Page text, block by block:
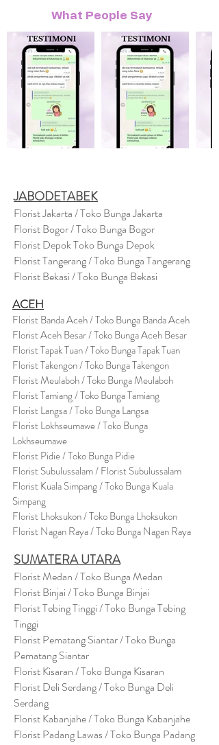
What People Say
JABODETABEK
Florist Jakarta / Toko Bunga Jakarta
Florist Bogor / Toko Bunga Bogor
Florist Depok Toko Bunga Depok
Florist Tangerang / Toko Bunga Tangerang
Florist Bekasi / Toko Bunga Bekasi
ACEH
Florist Banda Aceh / Toko Bunga Banda Aceh
Florist Aceh Besar / Toko Bunga Aceh Besar
Florist Tapak Tuan / Toko Bunga Tapak Tuan
Florist Takengon / Toko Bunga Takengon
Florist Meulaboh / Toko Bunga Meulaboh
Florist Tamiang / Toko Bunga Tamiang
Florist Langsa / Toko Bunga Langsa
Florist Lokhseumawe / Toko Bunga
Lokhseumawe
Florist Pidie / Toko Bunga Pidie
Florist Subulussalam / Florist Subulussalam
Florist Kuala Simpang / Toko Bunga Kuala
Simpang
Florist Lhoksukon / Toko Bunga Lhoksukon
Florist Nagan Raya / Toko Bunga Nagan Raya
SUMATERA UTARA
Florist Medan / Toko Bunga Medan
Florist Binjai / Toko Bunga Binjai
Florist Tebing Tinggi / Toko Bunga Tebing
Tinggi
Florist Pematang Siantar / Toko Bunga
Pematang Siantar
Florist Kisaran / Toko Bunga Kisaran
Florist Deli Serdang / Toko Bunga Deli
Serdang
Florist Kabanjahe / Toko Bunga Kabanjahe
Florist Padang Lawas / Toko Bunga Padang